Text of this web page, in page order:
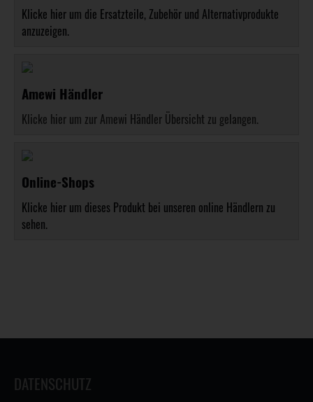
Klicke hier um die Ersatzteile, Zubehör und Alternativprodukte
anzuzeigen.
Amewi Händler
Klicke hier um zur Amewi Händler Übersicht zu gelangen.
Online-Shops
Klicke hier um dieses Produkt bei unseren online Händlern zu
sehen.
DATENSCHUTZ